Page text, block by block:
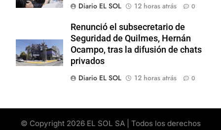
Diario EL SOL
12 horas atrás 0
Renunció el subsecretario de
Seguridad de Quilmes, Hernán
Ocampo, tras la difusión de chats
privados
Diario EL SOL
12 horas atrás 0
© Copyright 2026 EL SOL SA | Todos los derechos